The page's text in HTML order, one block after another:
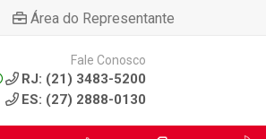
Área do Representante
Fale Conosco
RJ: (21) 3483-5200
ES: (27) 2888-0130